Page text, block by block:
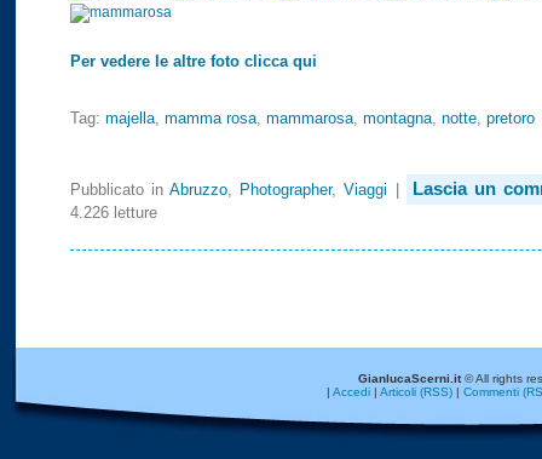
Per vedere le altre foto clicca qui
Tag: majella, mamma rosa, mammarosa, montagna, notte, pretoro
Pubblicato inAbruzzo, Photographer,Viaggi Lascia un
4.226 letture
GianlucaScerni.it© All rights
| Accedi| Articoli (RSS)| Commenti